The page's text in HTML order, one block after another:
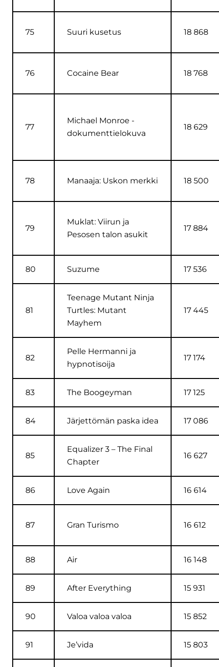
75 Suuri kusetus 18 868
76 Cocaine Bear 18 768
77
Michael Monroe -
dokumenttielokuva
18 629
78 Manaaja: Uskon merkki 18 500
79
Muklat: Viirun ja
Pesosen talon asukit
17 884
80 Suzume 17 536
81
Teenage Mutant Ninja
Turtles: Mutant
Mayhem
17 445
82
Pelle Hermanni ja
hypnotisoija
17 174
83 The Boogeyman 17 125
84 Järjettömän paska idea 17 086
85
Equalizer 3 – The Final
Chapter
16 627
86 Love Again 16 614
87 Gran Turismo 16 612
88 Air 16 148
89 After Everything 15 931
90 Valoa valoa valoa 15 852
91 Je’vida 15 803